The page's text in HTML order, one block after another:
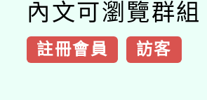
內文可瀏覽群組
註冊會員 訪客